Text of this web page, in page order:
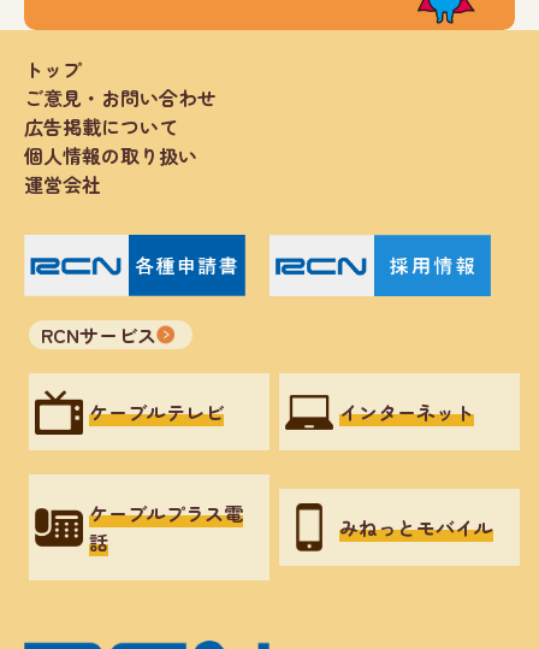
トップ
ご意見・お問い合わせ
広告掲載について
個人情報の取り扱い
運営会社
RCNサービス
ケーブルテレビ インターネット
ケーブルプラス電
話
みねっとモバイル